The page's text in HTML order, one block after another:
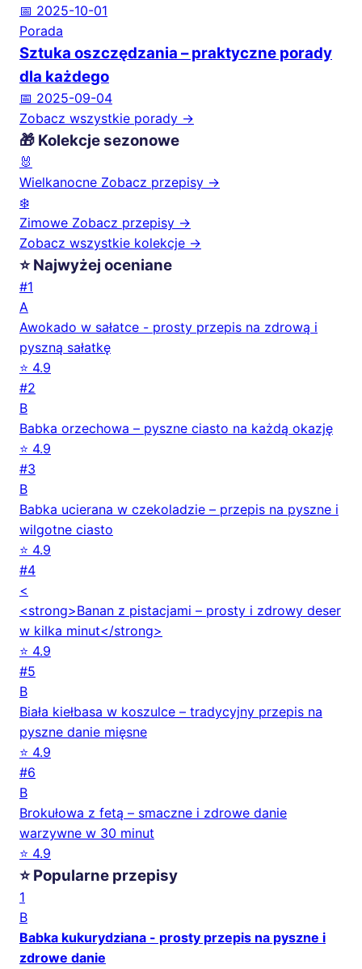
📅 2025-10-01
Porada
Sztuka oszczędzania – praktyczne porady
dla każdego
📅 2025-09-04
Zobacz wszystkie porady →
🎁 Kolekcje sezonowe
🐰
Wielkanocne Zobacz przepisy →
❄️
Zimowe Zobacz przepisy →
Zobacz wszystkie kolekcje →
⭐ Najwyżej oceniane
#1
A
Awokado w sałatce - prosty przepis na zdrową i
pyszną sałatkę
⭐ 4.9
#2
B
Babka orzechowa – pyszne ciasto na każdą okazję
⭐ 4.9
#3
B
Babka ucierana w czekoladzie – przepis na pyszne i
wilgotne ciasto
⭐ 4.9
#4
<
<strong>Banan z pistacjami – prosty i zdrowy deser
w kilka minut</strong>
⭐ 4.9
#5
B
Biała kiełbasa w koszulce – tradycyjny przepis na
pyszne danie mięsne
⭐ 4.9
#6
B
Brokułowa z fetą – smaczne i zdrowe danie
warzywne w 30 minut
⭐ 4.9
⭐ Popularne przepisy
1
B
Babka kukurydziana - prosty przepis na pyszne i
zdrowe danie